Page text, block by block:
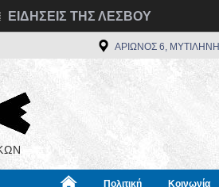
ΕΙΔΗΣΕΙΣ ΤΗΣ ΛΕΣΒΟΥ
ΑΡΙΩΝΟΣ 6, ΜΥΤΙΛΗΝΗ
Πολιτική Κοινωνία